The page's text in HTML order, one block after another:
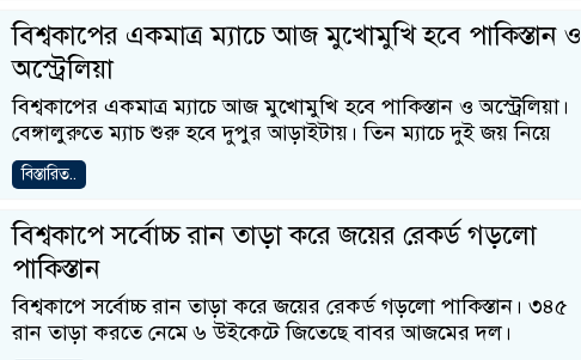
বিশ্বকাপের একমাত্র ম্যাচে আজ মুখোমুখি হবে পাকিস্তান ও
অস্ট্রেলিয়া
বিশ্বকাপের একমাত্র ম্যাচে আজ মুখোমুখি হবে পাকিস্তান ও অস্ট্রেলিয়া।
বেঙ্গালুরুতে ম্যাচ শুরু হবে দুপুর আড়াইটায়। তিন ম্যাচে দুই জয় নিয়ে
বিস্তারিত..
বিশ্বকাপে সর্বোচ্চ রান তাড়া করে জয়ের রেকর্ড গড়লো
পাকিস্তান
বিশ্বকাপে সর্বোচ্চ রান তাড়া করে জয়ের রেকর্ড গড়লো পাকিস্তান। ৩৪৫
রান তাড়া করতে নেমে ৬ উইকেটে জিতেছে বাবর আজমের দল।